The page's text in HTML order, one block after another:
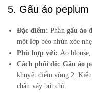
5. Gấu áo peplum
Đặc điểm: Phầngấu áo
một lớp bèo nhún xòe nhẹ.
Phù hợp với: Áo
Cách phối đồ: Gấu áo
khuyết điểm vòng 2.
chân váy bút chì.